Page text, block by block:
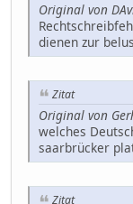
Original von
dienen zur
Zitat
Original von
welches
saarbrücker
Zitat